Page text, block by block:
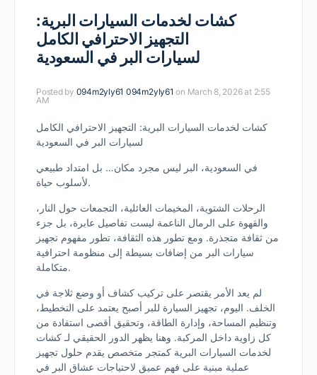
كشات لخدمات السيارات البرية:
التجهيز الاحترافي الكامل
لسيارات البر في السعودية
Posted by 094m2yly61 094m2yly61 on March 8, 2026 at 2:55
AM
كشات لخدمات السيارات البرية: التجهيز الاحترافي الكامل
لسيارات البر في السعودية
في السعودية، البر ليس مجرد مكان… بل امتداد طبيعي
لأسلوب حياة.
الرحلات الشتوية، المخيمات العائلية، التجمعات حول النار،
والقهوة على الرمال الناعمة ليست تفاصيل عابرة، بل جزء
من ثقافة متجذرة. ومع تطور هذه الثقافة، تطور مفهوم تجهيز
سيارات البر من إضافات بسيطة إلى منظومة احترافية
متكاملة.
لم يعد الأمر يقتصر على تركيب كشاف أو وضع ثلاجة في
الخلف. اليوم، تجهيز السيارة للبر أصبح يعتمد على التخطيط،
وتنظيم المساحة، وإدارة الطاقة، وتحقيق أقصى استفادة من
كل زاوية داخل المركبة. وهنا يظهر الدور الحقيقي لـ كشات
لخدمات السيارات البرية كمتجر متخصص يقدم حلول تجهيز
عملية مبنية على فهم عميق لاحتياجات عشاق البر في